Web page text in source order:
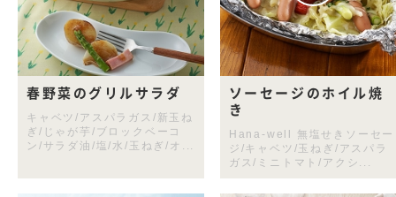
春野菜のグリルサラダ
キャベツ/アスパラガス/新玉ね
ぎ/じゃが芋/ブロックベーコ
ン/サラダ油/塩/水/玉ねぎ/オ...
ソーセージのホイル焼
き
Hana-well 無塩せきソーセー
ジ/キャベツ/玉ねぎ/アスパラ
ガス/ミニトマト/アクシ...